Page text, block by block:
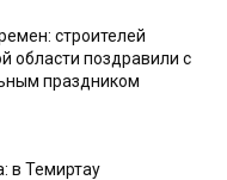
строителей
области поздравили с
праздником
в Темиртау